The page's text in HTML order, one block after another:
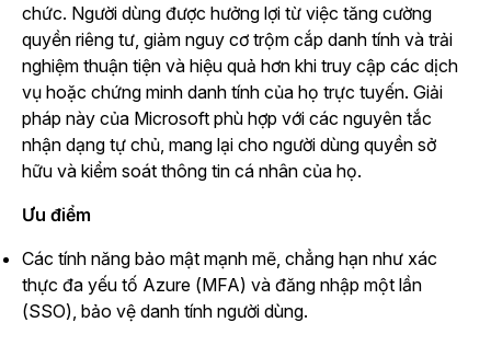
chức. Người dùng được hưởng lợi từ việc tăng cường
quyền riêng tư, giảm nguy cơ trộm cắp danh tính và trải
nghiệm thuận tiện và hiệu quả hơn khi truy cập các dịch
vụ hoặc chứng minh danh tính của họ trực tuyến. Giải
pháp này của Microsoft phù hợp với các nguyên tắc
nhận dạng tự chủ, mang lại cho người dùng quyền sở
hữu và kiểm soát thông tin cá nhân của họ.
Ưu điểm
Các tính năng bảo mật mạnh mẽ, chẳng hạn như xác
thực đa yếu tố Azure (MFA) và đăng nhập một lần
(SSO), bảo vệ danh tính người dùng.